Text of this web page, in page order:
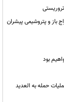
/ حراج باز و پتروشیمی پیشران
بود
حمله به العدید